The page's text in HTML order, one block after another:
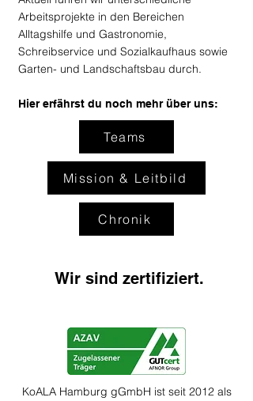
Arbeitsprojekte in den Bereichen
Alltagshilfe und Gastronomie,
Schreibservice und Sozialkaufhaus sowie
Garten- und Landschaftsbau durch.
Hier erfährst du noch mehr über uns:
Teams
Mission & Leitbild
Chronik
Wir sind zertifiziert.
KoALA Hamburg gGmbH ist seit 2012 als